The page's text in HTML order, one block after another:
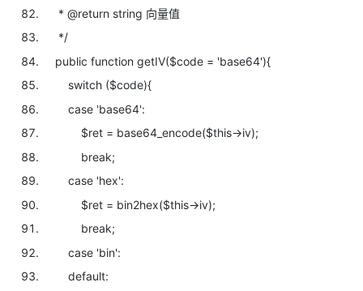
* @return string 向量值
*/
public function getIV($code = 'base64'){
switch ($code){
case 'base64':
$ret = base64_encode($this->iv);
break;
case 'hex':
$ret = bin2hex($this->iv);
break;
case 'bin':
default: